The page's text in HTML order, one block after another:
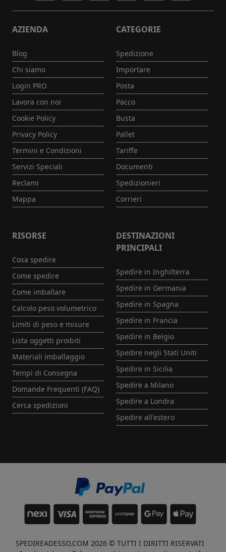
AZIENDA
Blog
Chi siamo
Login PRO
Lavora con noi
Cookie Policy
Privacy Policy
Termini e Condizioni
Servizi Speciali
Reclami
Mappa
CATEGORIE
Spedizione
Importare
Posta
Pacco
Busta
Pallet
Tariffe
Documenti
Spedizionieri
Corrieri
RISORSE
Cosa spedire
Come spedire
Come imballare
Calcolo peso volumetrico
Limiti di peso e misure
Lista oggetti proibiti
Materiali imballaggio
Tempi di Consegna
Domande Frequenti (FAQ)
Cerca spedizioni
DESTINAZIONI
PRINCIPALI
Spedire in Inghilterra
Spedire in Germania
Spedire in Spagna
Spedire in Francia
Spedire in Belgio
Spedire negli Stati Uniti
Spedire in Sicilia
Spedire a Milano
Spedire a Londra
Spedire all'estero
SPEDIREADESSO.COM 2026 © TUTTI I DIRITTI RISERVATI